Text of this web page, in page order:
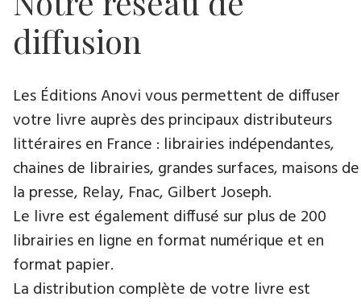
diffusion
Les Éditions Anovi vous permettent de diffuser
votre livre auprès des principaux distributeurs
littéraires en France : librairies indépendantes,
chaines de librairies, grandes surfaces, maisons de
la presse, Relay, Fnac, Gilbert Joseph.
Le livre est également diffusé sur plus de 200
librairies en ligne en format numérique et en
format papier.
La distribution complète de votre livre est